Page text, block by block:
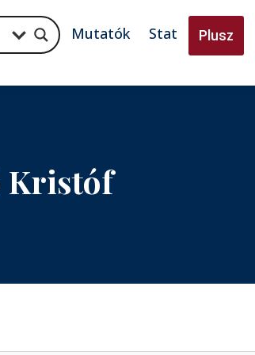
Mutatók Stat Plusz
Kristóf